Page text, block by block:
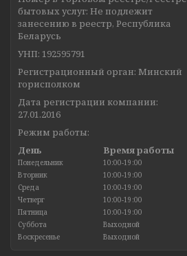
бытовых услуг: Не подлежит
занесению в реестр, Республика
Беларусь
УНП: 192595791
Регистрационный орган: Минский
горисполком
Дата регистрации компании:
27.01.2016
Режим работы:
День
Время работы
Понедельник
10:00-19:00
Вторник
10:00-19:00
Среда
10:00-19:00
Четверг
10:00-19:00
Пятница
10:00-19:00
Суббота
Выходной
Воскресенье
Выходной